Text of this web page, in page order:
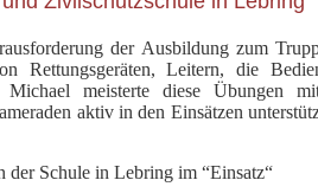
der Ausbildung zum
Rettungsgeräten, Leitern, die
Michael meisterte diese Übungen
aktiv in den Einsätzen
der Schule in Lebring im “Einsatz“